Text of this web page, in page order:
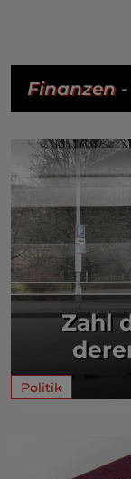
Finanzen-
Zahl
Politik